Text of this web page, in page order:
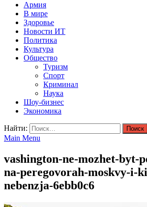
Армия
В мире
Здоровье
Новости ИТ
Политика
Культура
Общество
Туризм
Спорт
Криминал
Наука
Шоу-бизнес
Экономика
Найти:
Main Menu
vashington-ne-mozhet-byt-
na-peregovorah-moskvy-i-
nebenzja-6ebb0c6